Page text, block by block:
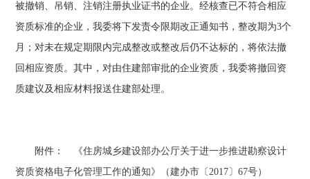
被撤销、吊销、注销注册执业证书的企业。经核查已不符合相应
资质标准的企业，我委将下发责令限期改正通知书，整改期为3个
月；对未在规定期限内完成整改或整改后仍不达标的，将依法撤
回相应资质。其中，对由住建部审批的企业资质，我委将撤回资
质建议及相应材料报送住建部处理。
附件：
《住房城乡建设部办公厅关于进一步推进勘察设计
资质资格电子化管理工作的通知》（建办市〔2017〕67号）